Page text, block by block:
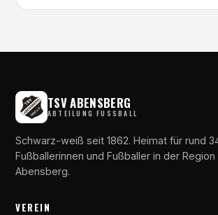
TSV ABENSBERG
ABTEILUNG FUSSBALL
Schwarz-weiß seit 1862. Heimat für rund
Fußballerinnen und Fußballer in der Region
Abensberg.
VEREIN